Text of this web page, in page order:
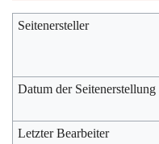
Seitenersteller
Datum der Seitenerstellung
Letzter Bearbeiter